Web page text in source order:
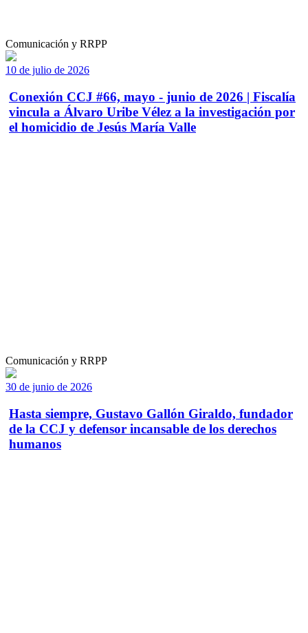
Comunicación y RRPP
10 de julio de 2026
Conexión CCJ #66, mayo - junio de 2026 | Fiscalía
vincula a Álvaro Uribe Vélez a la investigación por
el homicidio de Jesús María Valle
Comunicación y RRPP
30 de junio de 2026
Hasta siempre, Gustavo Gallón Giraldo, fundador
de la CCJ y defensor incansable de los derechos
humanos